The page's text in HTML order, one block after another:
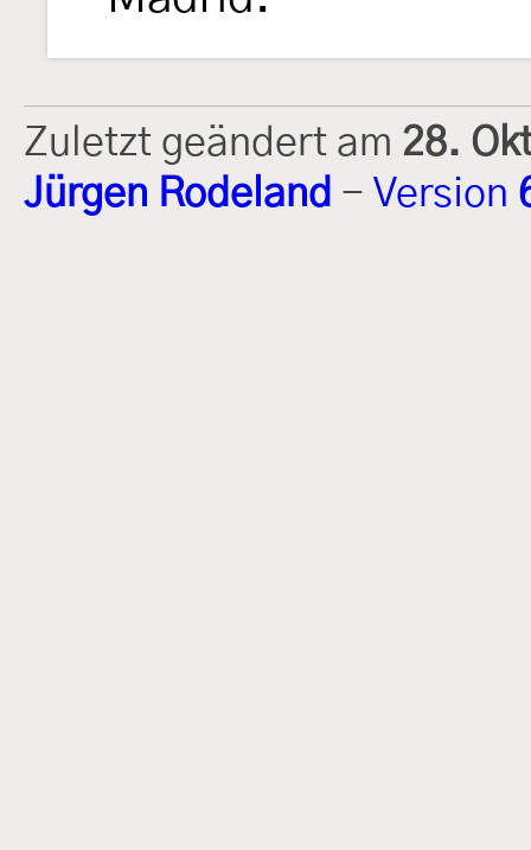
Zuletzt geändert am 28.
Jürgen Rodeland - Version